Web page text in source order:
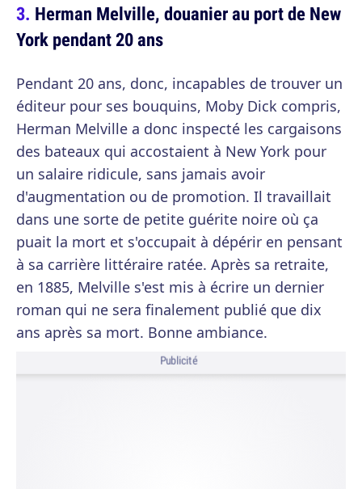
Herman Melville, douanier au port de New
York pendant 20 ans
Pendant 20 ans, donc, incapables de trouver un
éditeur pour ses bouquins, Moby Dick compris,
Herman Melville a donc inspecté les cargaisons
des bateaux qui accostaient à New York pour
un salaire ridicule, sans jamais avoir
d'augmentation ou de promotion. Il travaillait
dans une sorte de petite guérite noire où ça
puait la mort et s'occupait à dépérir en pensant
à sa carrière littéraire ratée. Après sa retraite,
en 1885, Melville s'est mis à écrire un dernier
roman qui ne sera finalement publié que dix
ans après sa mort. Bonne ambiance.
Publicité